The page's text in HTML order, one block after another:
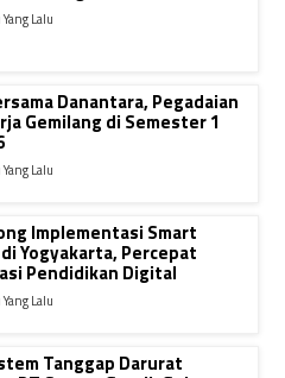
Lalu
Danantara, Pegadaian
Gemilang di Semester 1
Lalu
Implementasi Smart
Yogyakarta, Percepat
Pendidikan Digital
Lalu
Tanggap Darurat